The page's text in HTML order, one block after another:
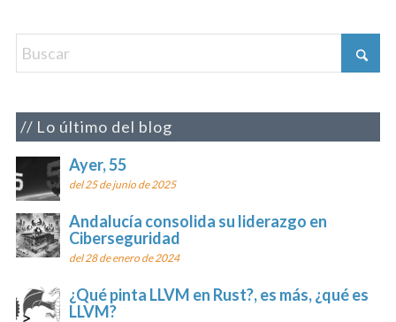
Lo último del blog
Ayer, 55
del 25 de junio de 2025
Andalucía consolida su liderazgo en
Ciberseguridad
del 28 de enero de 2024
¿Qué pinta LLVM en Rust?, es más, ¿qué es
LLVM?